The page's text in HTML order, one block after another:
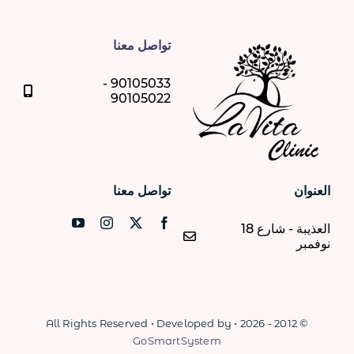
تواصل معنا
90105033 -
90105022
العنوان
اﻟﻌﺬﻳﺒﺔ - ﺷﺎرع 18
ﻧﻮﻓﻤﺒﺮ
تواصل معنا
© 2012 - 2026 • All Rights Reserved • Developed by
GoSmartSystem